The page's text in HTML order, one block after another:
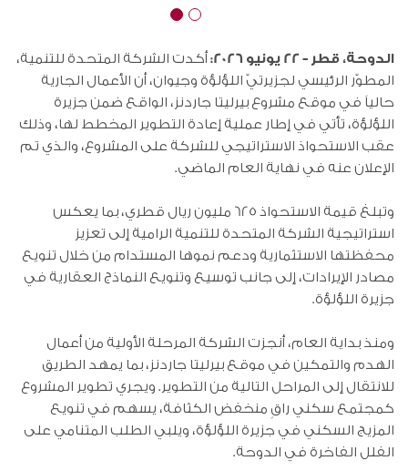
الدوحة، قطر – 22 يونيو 2026:
أكدت الشركة المتحدة للتنمية،
المطوّر الرئيسي لجزيرتيّ اللؤلؤة وجيوان، أن الأعمال الجارية
حالياً في موقع مشروع بيرليتا جاردنز، الواقع ضمن جزيرة
اللؤلؤة، تأتي في إطار عملية إعادة التطوير المخطط لها، وذلك
عقب الاستحواذ الاستراتيجي للشركة على المشروع، والذي تم
الإعلان عنه في نهاية العام الماضي.
وتبلغ قيمة الاستحواذ 625 مليون ريال قطري، بما يعكس
استراتيجية الشركة المتحدة للتنمية الرامية إلى تعزيز
محفظتها الاستثمارية ودعم نموها المستدام من خلال تنويع
مصادر الإيرادات، إلى جانب توسيع وتنويع النماذج العقارية في
جزيرة اللؤلؤة.
ومنذ بداية العام، أنجزت الشركة المرحلة الأولية من أعمال
الهدم والتمكين في موقع بيرليتا جاردنز، بما يمهد الطريق
للانتقال إلى المراحل التالية من التطوير. ويجري تطوير المشروع
كمجتمع سكني راقٍ منخفض الكثافة، يسهم في تنويع
المزيج السكني في جزيرة اللؤلؤة، ويلبي الطلب المتنامي على
الفلل الفاخرة في الدوحة.